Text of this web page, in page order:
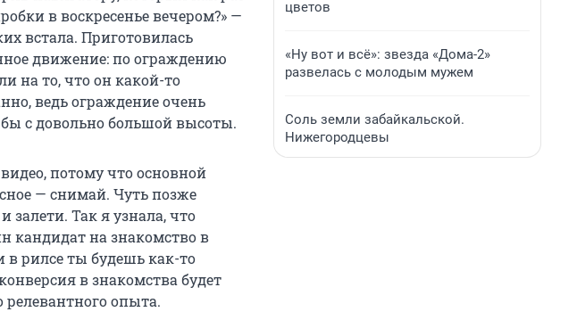
в воскресенье вечером?» —
встала. Приготовилась
движение: по ограждению
на то, что он какой-то
ведь ограждение очень
с довольно большой высоты.
потому что основной
— снимай. Чуть позже
Так я узнала, что
кандидат на знакомство в
в рилсе ты будешь как-то
в знакомства будет
опыта.
цветов
«Ну вот и всё»: звезда «Дома-2»
развелась с молодым мужем
Соль земли забайкальской.
Нижегородцевы